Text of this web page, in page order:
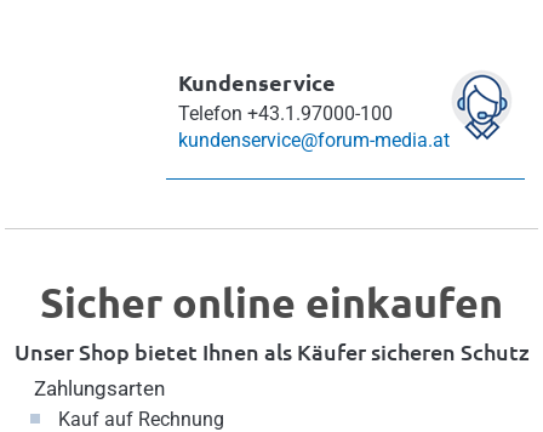
Kundenservice
Telefon +43.1.97000-100
kundenservice@forum-media.at
Sicher online einkaufen
Unser Shop bietet Ihnen als Käufer sicheren Schutz
Zahlungsarten
Kauf auf Rechnung